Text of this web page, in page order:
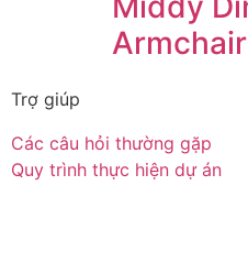
Armchair
Trợ giúp
Các câu hỏi thường gặp
Quy trình thực hiện dự án